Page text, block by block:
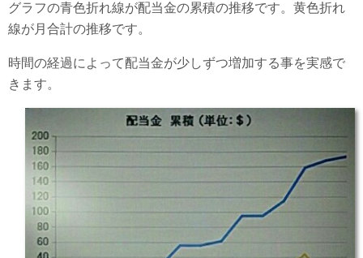
グラフの青色折れ線が配当金の累積の推移です。黄色折れ
線が月合計の推移です。
時間の経過によって配当金が少しずつ増加する事を実感で
きます。